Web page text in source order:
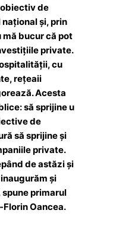
de
și, prin
bucur că pot
private.
cu
rețeaii
Acesta
să sprijine u
de
să sprijine și
private.
de astăzi și
și
spune primarul
Oancea.